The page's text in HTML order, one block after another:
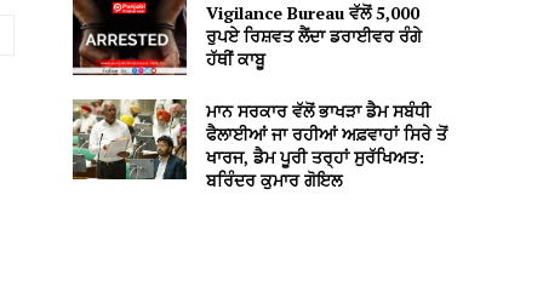
Website:
Vigilance Bureau ਵੱਲੋਂ 5,000
ਰੁਪਏ ਰਿਸ਼ਵਤ ਲੈਂਦਾ ਡਰਾਈਵਰ ਰੰਗੇ
ਹੱਥੀਂ ਕਾਬੂ
ਮਾਨ ਸਰਕਾਰ ਵੱਲੋਂ ਭਾਖੜਾ ਡੈਮ ਸਬੰਧੀ
ਫੈਲਾਈਆਂ ਜਾ ਰਹੀਆਂ ਅਫ਼ਵਾਹਾਂ ਸਿਰੇ ਤੋਂ
ਖਾਰਜ, ਡੈਮ ਪੂਰੀ ਤਰ੍ਹਾਂ ਸੁਰੱਖਿਅਤ:
ਬਰਿੰਦਰ ਕੁਮਾਰ ਗੋਇਲ